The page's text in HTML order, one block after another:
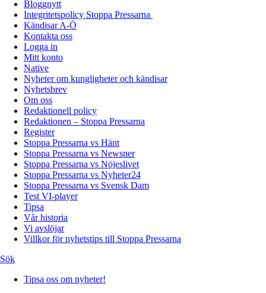
Bloggnytt
Integritetspolicy Stoppa Pressarna
Kändisar A-Ö
Kontakta oss
Logga in
Mitt konto
Native
Nyheter om kungligheter och kändisar
Nyhetsbrev
Om oss
Redaktionell policy
Redaktionen – Stoppa Pressarna
Register
Stoppa Pressarna vs Hänt
Stoppa Pressarna vs Newsner
Stoppa Pressarna vs Nöjeslivet
Stoppa Pressarna vs Nyheter24
Stoppa Pressarna vs Svensk Dam
Test VI-player
Tipsa
Vår historia
Vi avslöjar
Villkor för nyhetstips till Stoppa Pressarna
Sök
Tipsa oss om nyheter!